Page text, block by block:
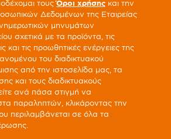
τουςΌροι χρήσης και την
Δεδομένων της Εταιρείας
μηνυμάτων
σχετικά με τα προϊόντα, τις
και τις προωθητικές ενέργειες της
του διαδικτυακού
από την ιστοσελίδα μας, τα
και τους διαδικτυακούς
ανά πάσα στιγμή να
παραληπτών, κλικάροντας την
περιλαμβάνεται σε όλα τα